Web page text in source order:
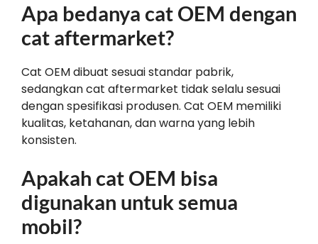
Apa bedanya cat OEM dengan
cat aftermarket?
Cat OEM dibuat sesuai standar pabrik,
sedangkan cat aftermarket tidak selalu sesuai
dengan spesifikasi produsen. Cat OEM memiliki
kualitas, ketahanan, dan warna yang lebih
konsisten.
Apakah cat OEM bisa
digunakan untuk semua
mobil?